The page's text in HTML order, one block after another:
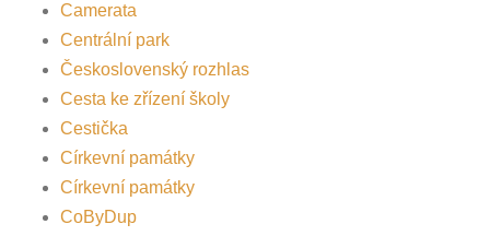
Camerata
Centrální park
Československý rozhlas
Cesta ke zřízení školy
Cestička
Církevní památky
Církevní památky
CoByDup